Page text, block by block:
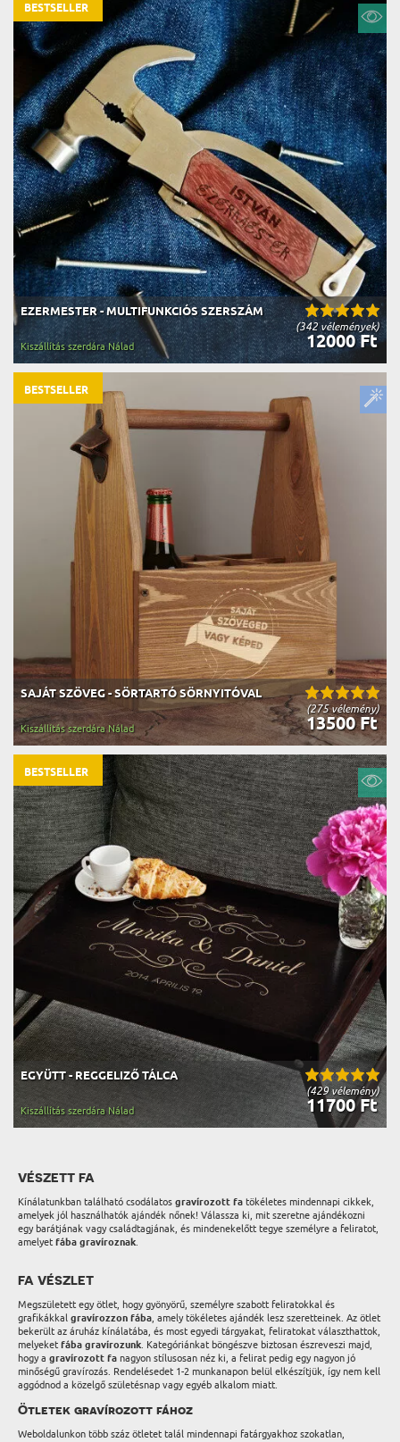
(342 vélemények)
EZERMESTER - MULTIFUNKCIÓS SZERSZÁM
12000 Ft
Kiszállítás szerdára Nálad
BESTSELLER
(275 vélemény)
SAJÁT SZÖVEG - SÖRTARTÓ SÖRNYITÓVAL
13500 Ft
Kiszállítás szerdára Nálad
BESTSELLER
(429 vélemény)
EGYÜTT - REGGELIZŐ TÁLCA
11700 Ft
Kiszállítás szerdára Nálad
BESTSELLER
VÉSZETT FA
Kínálatunkban található csodálatos gravírozott fa tökéletes mindennapi cikkek,
amelyek jól használhatók ajándék nőnek! Válassza ki, mit szeretne ajándékozni
egy barátjának vagy családtagjának, és mindenekelőtt tegye személyre a feliratot,
amelyet fába gravíroznak.
FA VÉSZLET
Megszületett egy ötlet, hogy gyönyörű, személyre szabott feliratokkal és
grafikákkal gravírozzon fába, amely tökéletes ajándék lesz szeretteinek. Az ötlet
bekerült az áruház kínálatába, és most egyedi tárgyakat, feliratokat választhattok,
melyeket fába gravírozunk. Kategóriánkat böngészve biztosan észreveszi majd,
hogy a gravírozott fa nagyon stílusosan néz ki, a felirat pedig egy nagyon jó
minőségű gravírozás. Rendelésedet 1-2 munkanapon belül elkészítjük, így nem kell
aggódnod a közelgő születésnap vagy egyéb alkalom miatt.
Ötletek gravírozott fához
Weboldalunkon több száz ötletet talál mindennapi fatárgyakhoz szokatlan,